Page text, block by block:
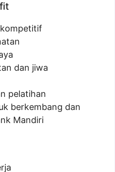
dan jiwa
pelatihan
berkembang dan
Mandiri